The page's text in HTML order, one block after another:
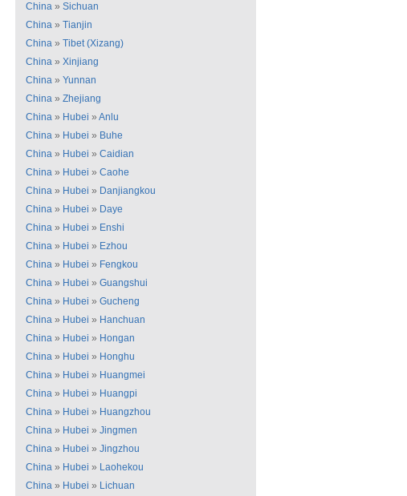
China » Sichuan
China » Tianjin
China » Tibet (Xizang)
China » Xinjiang
China » Yunnan
China » Zhejiang
China » Hubei » Anlu
China » Hubei » Buhe
China » Hubei » Caidian
China » Hubei » Caohe
China » Hubei » Danjiangkou
China » Hubei » Daye
China » Hubei » Enshi
China » Hubei » Ezhou
China » Hubei » Fengkou
China » Hubei » Guangshui
China » Hubei » Gucheng
China » Hubei » Hanchuan
China » Hubei » Hongan
China » Hubei » Honghu
China » Hubei » Huangmei
China » Hubei » Huangpi
China » Hubei » Huangzhou
China » Hubei » Jingmen
China » Hubei » Jingzhou
China » Hubei » Laohekou
China » Hubei » Lichuan